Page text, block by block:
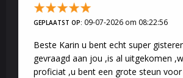
GEPLAATST OP: 09-07-2026 om 08:22:56
Beste Karin u bent echt super
gevraagd aan jou ,is al uitgekomen
proficiat ,u bent een grote steun